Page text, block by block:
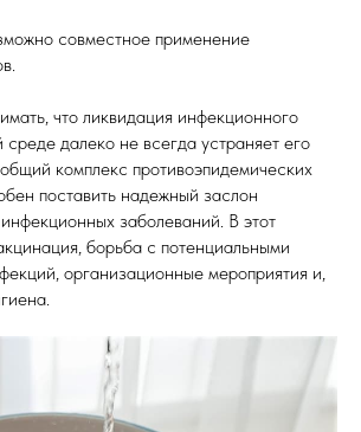
совместное применение
что ликвидация инфекционного
далеко не всегда устраняет его
комплекс противоэпидемических
поставить надежный заслон
заболеваний. В этот
борьба с потенциальными
организационные мероприятия и,